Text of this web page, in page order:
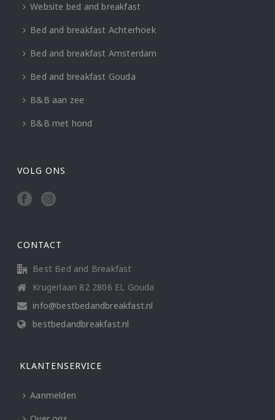
Website bed and breakfast
Bed and breakfast Achterhoek
Bed and breakfast Amsterdam
Bed and breakfast Gouda
B&B aan zee
B&B met hond
VOLG ONS
CONTACT
Best Bed and Breakfast
Krugerlaan 82 2806 EL Gouda
info@bestbedandbreakfast.nl
bestbedandbreakfast.nl
KLANTENSERVICE
Aanmelden